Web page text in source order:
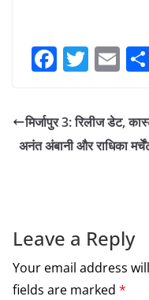
F
c
e
b
k
T
itt
er
E
ai
l
मिर्जापुर 3: रिलीज डेट,
अनंत अंबानी और राधिका
Leave a Reply
Your email address
fields are marked *